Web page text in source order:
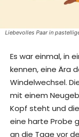
Liebevolles Paar in
Es war einmal, in
kennen, eine Ära
Windelwechsel.
mit einem
Kopf steht und
eine harte Probe
an die Tage vor